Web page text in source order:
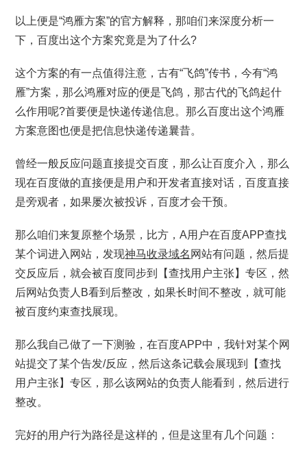
以上便是“鸿雁方案”的官方解释，那咱们来深度分析一
下，百度出这个方案究竟是为了什么?
这个方案的有一点值得注意，古有“飞鸽”传书，今有“鸿
雁”方案，那么鸿雁对应的便是飞鸽，那古代的飞鸽起什
么作用呢?首要便是快递传递信息。那么百度出这个鸿雁
方案意图也便是把信息快递传递曩昔。
曾经一般反应问题直接提交百度，那么让百度介入，那么
现在百度做的直接便是用户和开发者直接对话，百度直接
是旁观者，如果屡次被投诉，百度才会干预。
那么咱们来复原整个场景，比方，A用户在百度APP查找
某个词进入网站，发现神马收录域名 网站有问题，然后提
交反应后，就会被百度同步到【查找用户主张】专区，然
后网站负责人B看到后整改，如果长时间不整改，就可能
被百度约束查找展现。
那么我自己做了一下测验，在百度APP中，我针对某个网
站提交了某个告发/反应，然后这条记载会展现到【查找
用户主张】专区，那么该网站的负责人能看到，然后进行
整改。
完好的用户行为路径是这样的，但是这里有几个问题：